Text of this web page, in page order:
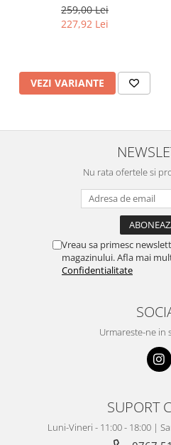
259,00 Lei
227,92 Lei
VEZI VARIANTE
Nu rata ofertele si
Vreau sa primesc
magazinului. Afla mai
Confidentialitate
Urmareste-ne in
SUPORT
Luni-Vineri - 11:00 - 18:00 |